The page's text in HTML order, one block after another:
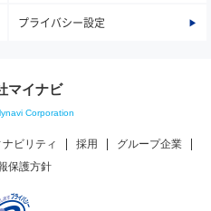
プライバシー設定
マイナビ
Corporation
ビリティ 採用
グループ企業
保護方針